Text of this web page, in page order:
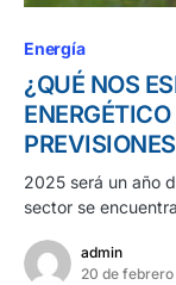
Energía
¿QUÉ NOS
2025 será un año
sector se
admin
20 de